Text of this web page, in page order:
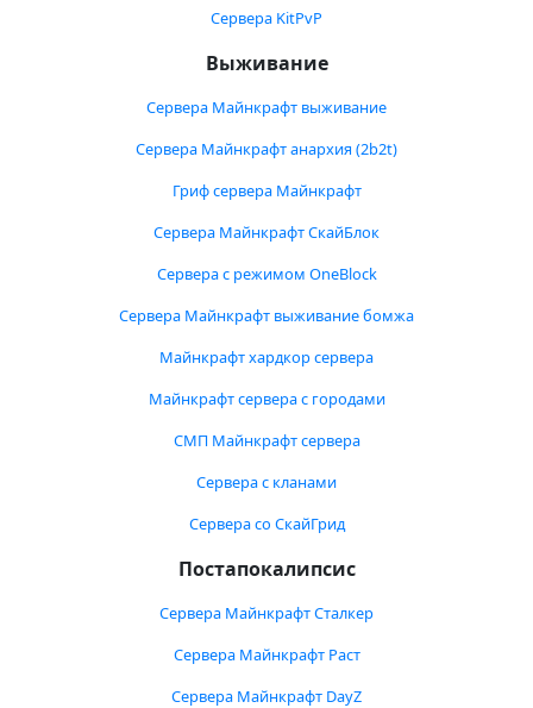
Сервера KitPvP
Выживание
Сервера Майнкрафт выживание
Сервера Майнкрафт анархия (2b2t)
Гриф сервера Майнкрафт
Сервера Майнкрафт СкайБлок
Сервера с режимом OneBlock
Сервера Майнкрафт выживание бомжа
Майнкрафт хардкор сервера
Майнкрафт сервера с городами
СМП Майнкрафт сервера
Сервера с кланами
Сервера со СкайГрид
Постапокалипсис
Сервера Майнкрафт Сталкер
Сервера Майнкрафт Раст
Сервера Майнкрафт DayZ